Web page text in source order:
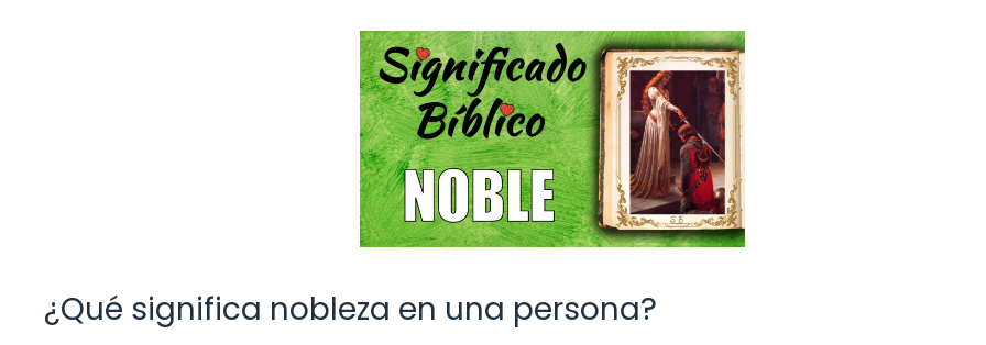
¿Qué significa nobleza en una persona?